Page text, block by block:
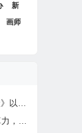
新
画师
玩法
基准